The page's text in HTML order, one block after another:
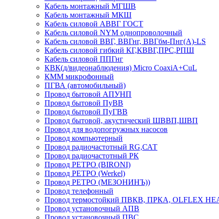
Кабель монтажный МГШВ
Кабель монтажный МКШ
Кабель силовой АВВГ ГОСТ
Кабель силовой NYM однопроволочный
Кабель силовой ВВГ, ВВГнг, ВВГбм-Пнг(А)-LS
Кабель силовой гибкий КГ,КВВГ,ПРС,РПШ
Кабель силовой ППГнг
КВК(д/видеонаблюдения) Micro CoaxiA+CuL
КММ микрофонный
ПГВА (автомобильный)
Провод бытовой АПУНП
Провод бытовой ПуВВ
Провод бытовой ПуГВВ
Провод бытовой, акустический ШВВП,ШВП
Провод для водопогружных насосов
Провод компьютерный
Провод радиочастотный RG,САТ
Провод радиочастотный РК
Провод РЕТРО (BIRONI)
Провод РЕТРО (Werkel)
Провод РЕТРО (МЕЗОНИНЪ))
Провод телефонный
Провод термостойкий ПВКВ, ПРКА, OLFLEX
Провод установочный АПВ